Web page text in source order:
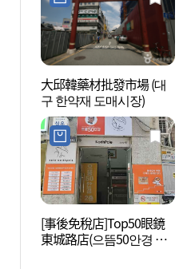
大邱韓藥材批發市場 (대
구 한약재 도매시장)
[事後免稅店]Top50眼鏡
東城路店(으뜸50안경 동